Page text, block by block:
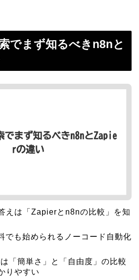
でまず知るべきn8nと
えは「Zapierとn8nの比較」を知
でも始められるノーコード自動化
「簡単さ」と「自由度」の比較
りやすい